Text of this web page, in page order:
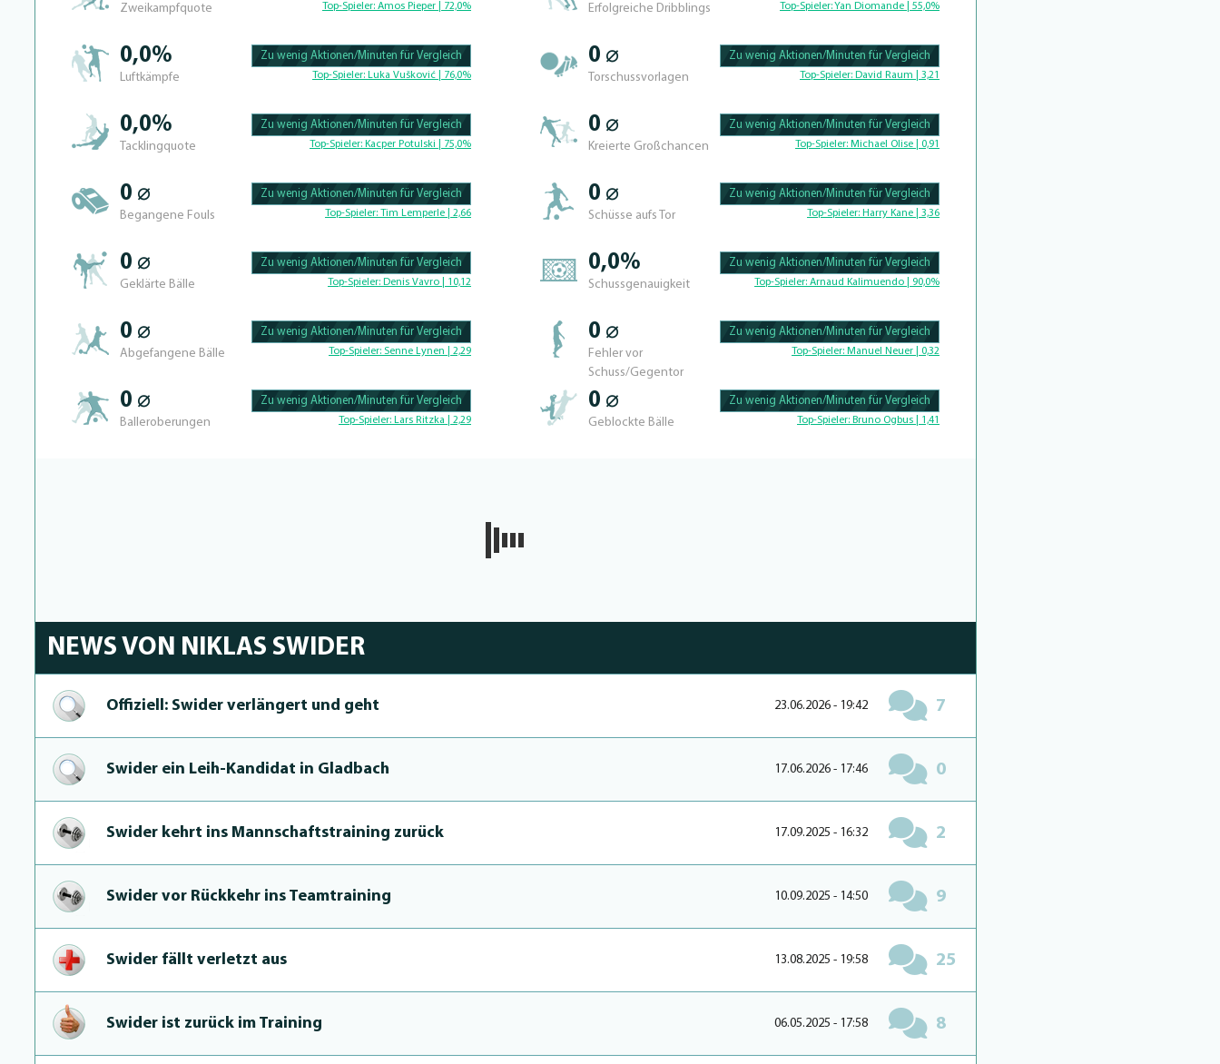
Zweikampfquote Top-Spieler: Amos Pieper | 72,0%
0,0%
Luftkämpfe
100.41493775934% Complete
Zu wenig Aktionen/Minuten für Vergleich
Top-Spieler: Luka Vušković | 76,0%
0,0%
Tacklingquote
100.39682539683% Complete
Zu wenig Aktionen/Minuten für Vergleich
Top-Spieler: Kacper Potulski | 75,0%
0 ⌀
Begangene Fouls
100.4% Complete
Zu wenig Aktionen/Minuten für Vergleich
Top-Spieler: Tim Lemperle | 2,66
0 ⌀
Geklärte Bälle
100.46728971963% Complete
Zu wenig Aktionen/Minuten für Vergleich
Top-Spieler: Denis Vavro | 10,12
0 ⌀
Abgefangene Bälle
100.43859649123% Complete
Zu wenig Aktionen/Minuten für Vergleich
Top-Spieler: Senne Lynen | 2,29
0 ⌀
Balleroberungen
100.40650406504% Complete
Zu wenig Aktionen/Minuten für Vergleich
Top-Spieler: Lars Ritzka | 2,29
Erfolgreiche Dribblings Top-Spieler:Yan Diomande | 55,0%
0 ⌀
Torschussvorlagen
100.4329004329% Complete
Zu wenig Aktionen/Minuten für Vergleich
Top-Spieler: David Raum | 3,21
0 ⌀
Kreierte Großchancen
100.625% Complete
Zu wenig Aktionen/Minuten für Vergleich
Top-Spieler: Michael Olise | 0,91
0 ⌀
Schüsse aufs Tor
100.46296296296% Complete
Zu wenig Aktionen/Minuten für Vergleich
Top-Spieler: Harry Kane | 3,36
0,0%
Schussgenauigkeit
100.42735042735% Complete
Zu wenig Aktionen/Minuten für Vergleich
Top-Spieler: Arnaud Kalimuendo | 90,0%
0 ⌀
Fehler vor
Schuss/Gegentor
100.56497175141% Complete
Zu wenig Aktionen/Minuten für Vergleich
Top-Spieler: Manuel Neuer | 0,32
0 ⌀
Geblockte Bälle
100.46728971963% Complete
Zu wenig Aktionen/Minuten für Vergleich
Top-Spieler: Bruno Ogbus | 1,41
NEWS VON NIKLAS SWIDER
Offiziell: Swider verlängert und geht 23.06.2026 - 19:42 7
Swider ein Leih-Kan­di­dat in Gladbach 17.06.2026 - 17:46 0
Swider kehrt ins Mannschafts­trai­ning zurück 17.09.2025 - 16:32 2
Swider vor Rückkehr ins Teamtraining 10.09.2025 - 14:50 9
Swider fällt verletzt aus 13.08.2025 - 19:58 25
Swider ist zurück im Training 06.05.2025 - 17:58 8